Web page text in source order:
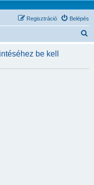
Belépés
Regisztráció
e
be kell